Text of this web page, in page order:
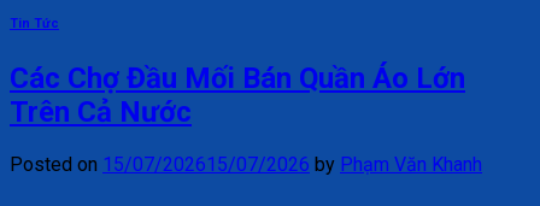
Tin Tức
Các Chợ Đầu Mối Bán Quần Áo Lớn
Trên Cả Nước
Posted on 15/07/202615/07/2026 by Phạm Văn Khanh